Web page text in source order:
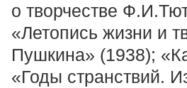
о творчестве
«Летопись жизни и
Пушкина» (1938);
«Годы странствий.